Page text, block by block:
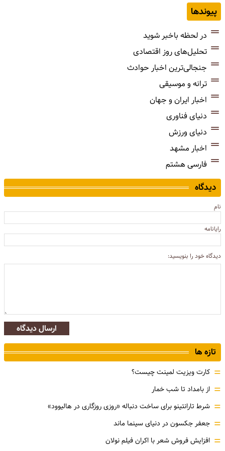
پیوندها
در لحظه باخبر شوید
تحلیل‌های روز اقتصادی
جنجالی‌ترین اخبار حوادث
ترانه و موسیقی
اخبار ایران و جهان
دنیای فناوری
دنیای ورزش
اخبار مشهد
فارسی هشتم
دیدگاه
نام
رایانامه
دیدگاه خود را بنویسید:
ارسال دیدگاه
تازه ها
= کارت ویزیت لمینت چیست؟
= از بامداد تا شب خمار
= شرط تارانتینو برای ساخت دنباله «روزی روزگاری در هالیوود»
= جعفر جکسون در دنیای سینما ماند
= افزایش فروش شعر با اکران فیلم نولان